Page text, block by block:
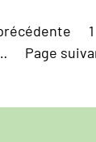
1
Page
Page